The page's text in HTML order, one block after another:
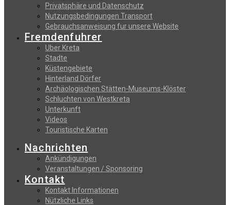
Privatsphäre und Datenschutz
Nutzungsbedingungen Transport
Gebrauchsanweisung fur unsere Website
Fremdenfuhrer
Uber Kreta
Stadte
Küstengebiete
Hinterland Dörfer
Archäologischen Stätten-Museums-Klöster
Schluchten von Westkreta
Unterkunft
Videos
Touristische Karten
Nachrichten
Ankündigungen
Veranstaltungen / Sponsoring
Kontakt
Kontakt Informationen
Nützliche Links